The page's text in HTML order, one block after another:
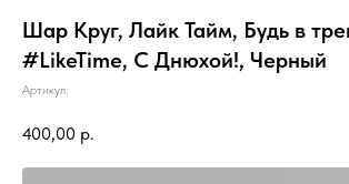
Шар Круг, Лайк Тайм, Будь в
#LikeTime, С Днюхой!, Черный
Артикул:
400,00 р.